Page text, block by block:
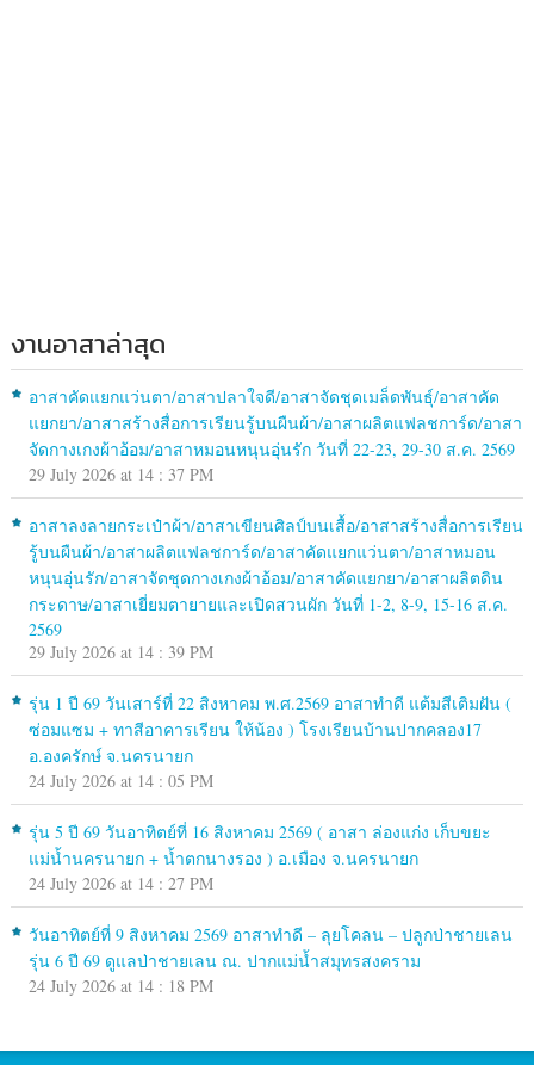
งานอาสาล่าสุด
อาสาคัดแยกแว่นตา/อาสาปลาใจดี/อาสาจัดชุดเมล็ดพันธุ์/อาสาคัด
แยกยา/อาสาสร้างสื่อการเรียนรู้บนผืนผ้า/อาสาผลิตแฟลชการ์ด/อาสา
จัดกางเกงผ้าอ้อม/อาสาหมอนหนุนอุ่นรัก วันที่ 22-23, 29-30 ส.ค. 2569
29 July 2026 at 14 : 37 PM
อาสาลงลายกระเป๋าผ้า/อาสาเขียนศิลป์บนเสื้อ/อาสาสร้างสื่อการเรียน
รู้บนผืนผ้า/อาสาผลิตแฟลชการ์ด/อาสาคัดแยกแว่นตา/อาสาหมอน
หนุนอุ่นรัก/อาสาจัดชุดกางเกงผ้าอ้อม/อาสาคัดแยกยา/อาสาผลิตดิน
กระดาษ/อาสาเยี่ยมตายายและเปิดสวนผัก วันที่ 1-2, 8-9, 15-16 ส.ค.
2569
29 July 2026 at 14 : 39 PM
รุ่น 1 ปี 69 วันเสาร์ที่ 22 สิงหาคม พ.ศ.2569 อาสาทำดี แต้มสีเติมฝัน (
ซ่อมแซม + ทาสีอาคารเรียน ให้น้อง ) โรงเรียนบ้านปากคลอง17
อ.องครักษ์ จ.นครนายก
24 July 2026 at 14 : 05 PM
รุ่น 5 ปี 69 วันอาทิตย์ที่ 16 สิงหาคม 2569 ( อาสา ล่องแก่ง เก็บขยะ
แม่น้ำนครนายก + น้ำตกนางรอง ) อ.เมือง จ.นครนายก
24 July 2026 at 14 : 27 PM
วันอาทิตย์ที่ 9 สิงหาคม 2569 อาสาทำดี – ลุยโคลน – ปลูกป่าชายเลน
รุ่น 6 ปี 69 ดูแลป่าชายเลน ณ. ปากแม่น้ำสมุทรสงคราม
24 July 2026 at 14 : 18 PM